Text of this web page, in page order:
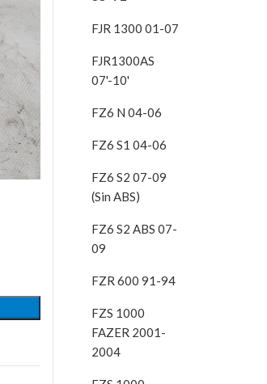
FJR 1300 01-07
FJR1300AS
07'-10'
FZ6 N 04-06
FZ6 S1 04-06
FZ6 S2 07-09
(Sin ABS)
FZ6 S2 ABS 07-
09
FZR 600 91-94
FZS 1000
FAZER 2001-
2004